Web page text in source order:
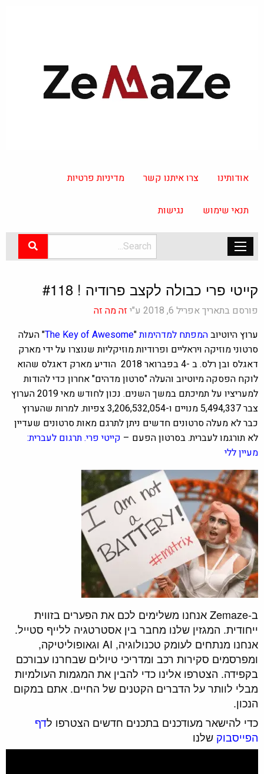
אודותינו צרו איתנו קשר מדיניות פרטיות
תנאי שימוש נגישות
קייטי פרי כבולה לקצב פרודיה ! #118
פורסם בתאריך אפריל 6, 2018 ע"י
זה מה זה
ערוץ היוטיובהמפתח למדהימות"
The Key of Awesome" העלה
סרטוני מוזיקה ויראליים ופרודיות מוזיקליות שנוצרו על ידי מארק
דאגלס ובן רלס. ב -4 בפברואר 2018 הודיע
מארק דאגלס שהוא
לוקח הפסקה מיוטיוב והעלה "סרטון מדהים" אחרון כדי להודות
למעריציו על תמיכתם במשך השנים. נכון לחודש מאי 2019 הערוץ
צבר 5,494,337 מנויים ו-3,206,532,054 צפיות. למרות שהערוץ
כבר לא מעלה סרטונים חדשים ניתן לתרגם מאות סרטונים שעדיין
לא תורגמו לעברית.בסרטון הפעם – קייטי פרי. תרגום לעברית:
מעיין ללי
ב-Zemaze אנחנו משלימים לכם את הפערים בזווית
ייחודית. המגזין שלנו מחבר בין אסטרטגיה ללייף סטייל.
אנחנו מנתחים לעומק טכנולוגיה, AI וגאופוליטיקה,
ומפרסמים סקירות רכב ומדריכי טיולים שבחרנו עבורכם
בקפידה. הצטרפו אלינו כדי להבין את המגמות העולמיות
מבלי לוותר על הדברים הקטנים של החיים. אתם במקום
הנכון.
כדי להישאר מעודכנים בתכנים חדשים הצטרפו לדף
הפייסבוק שלנו